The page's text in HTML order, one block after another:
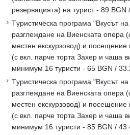
резервацията) на турист - 89 BGN
Tуристическа програма "Вкусът
разглеждане на Виенската опера
местен екскурзовод) и
(с вкл. парче торта Захер и чаша
минимум 16 туристи - 65 BGN /
Tуристическа програма "Вкусът
разглеждане на Виенската опера
местен екскурзовод) и
(с вкл. парче торта Захер и чаша
минимум 16 туристи - 85 BGN /